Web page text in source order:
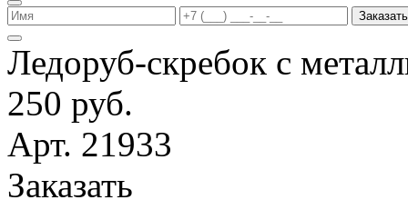
Заказать
Ледоруб-скребок с
250 руб.
Арт. 21933
Заказать